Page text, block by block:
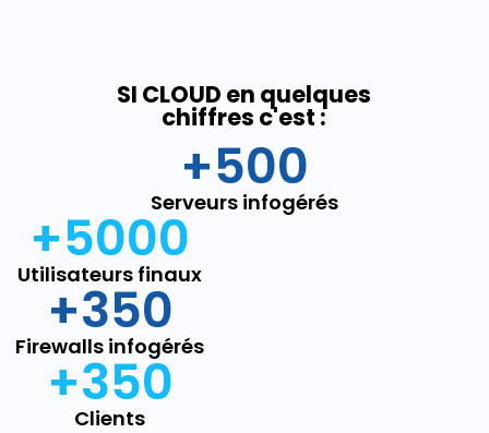
SI CLOUD en quelques
chiffres c'est :
Serveurs infogérés
+500
Utilisateurs finaux
+5000
Firewalls infogérés
+350
Clients
+350